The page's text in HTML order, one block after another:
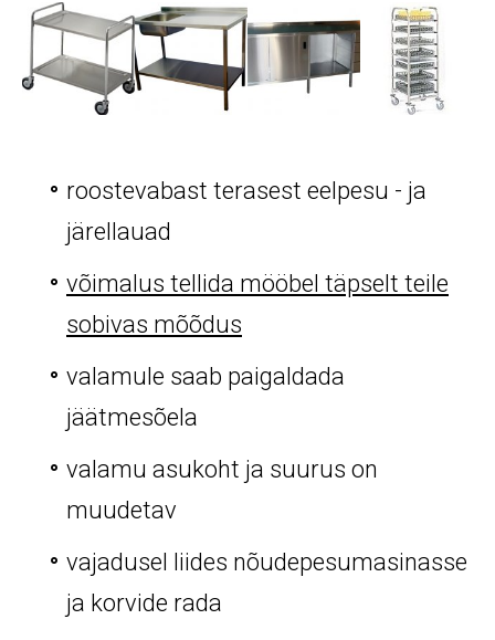
roostevabast terasest eelpesu - ja
järellauad
võimalus tellida mööbel täpselt teile
sobivas mõõdus
valamule saab paigaldada
jäätmesõela
valamu asukoht ja suurus on
muudetav
vajadusel liides nõudepesumasinasse
ja korvide rada